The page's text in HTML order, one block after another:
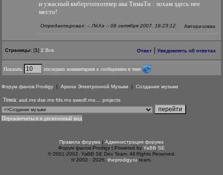
и ужасный кибергопхоппер ака ТимаТи : лохам здесь нее
место!
Отредактировал: -: ЛёХа :- 08 октября 2007, 18:23:12 Авторизован
Страницы: [1] 2 Все Ответ Уведомлять об ответах
Показать последних комментариев к сообщениям в теме
Форум фанов Prodigy | Арена Электронной Музыки | Создание музыки
Тема: asd.rns dse.rns fds.rns awedf.rns.... projects
Переключиться в десктопный вид
Правила форума | Администрация форума
Форум фанов Prodigy | Powered by YaBB SE
© 2001-2002, YaBB SE Dev Team. All Rights Reserved.
© 2002 - 2026, theprodigy.ru team.